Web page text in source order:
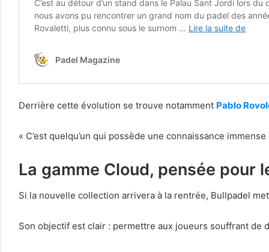
Derrière cette évolution se trouve notamment Pablo
« C’est quelqu’un qui possède une connaissance
La gamme Cloud, pensée pour
Si la nouvelle collection arrivera à la rentrée, Bullpadel
Son objectif est clair : permettre aux joueurs souffrant de